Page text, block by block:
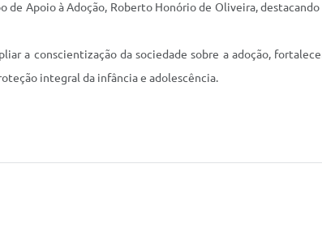
Apoio à Adoção, Roberto Honório de Oliveira,
a conscientização da sociedade sobre a adoção,
integral da infância e adolescência.